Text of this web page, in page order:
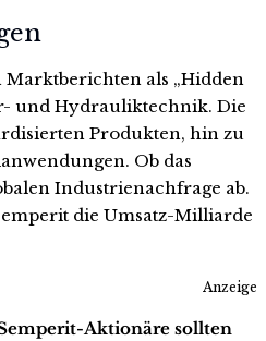
als „Hidden
und Hydrauliktechnik. Die
Produkten, hin zu
Ob das
Industrienachfrage ab.
die Umsatz-Milliarde
Anzeige
Aktionäre sollten